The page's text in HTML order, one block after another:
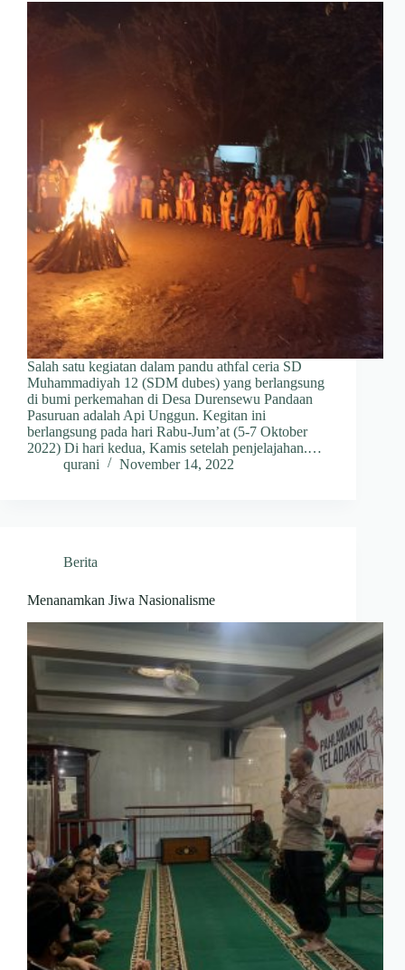
Salah satu kegiatan dalam pandu athfal ceria SD
Muhammadiyah 12 (SDM dubes) yang berlangsung
di bumi perkemahan di Desa Durensewu Pandaan
Pasuruan adalah Api Unggun. Kegitan ini
berlangsung pada hari Rabu-Jum’at (5-7 Oktober
2022) Di hari kedua, Kamis setelah penjelajahan.…
qurani
November 14, 2022
Berita
Menanamkan Jiwa Nasionalisme